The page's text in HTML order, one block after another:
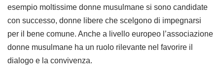
esempio moltissime donne musulmane si sono candidate
con successo, donne libere che scelgono di impegnarsi
per il bene comune. Anche a livello europeo l’associazione
donne musulmane ha un ruolo rilevante nel favorire il
dialogo e la convivenza.